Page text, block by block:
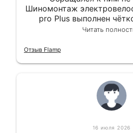
Шиномонтаж
pro Plus выполнен
квалифицированно.
Читать
Отзыв Flamp
16 июля 2026